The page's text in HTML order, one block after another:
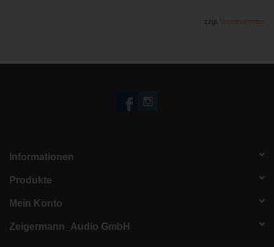
zzgl. Versandkosten
Informationen
Produkte
Mein Konto
Zeigermann_Audio GmbH